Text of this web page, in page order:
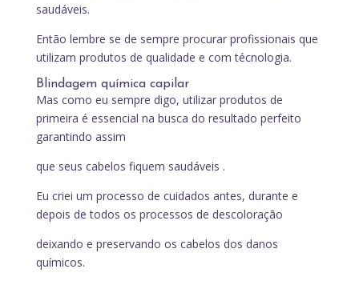
saudáveis.
Então lembre se de sempre procurar profissionais que
utilizam produtos de qualidade e com técnologia.
Blindagem química capilar
Mas como eu sempre digo, utilizar produtos de
primeira é essencial na busca do resultado perfeito
garantindo assim
que seus cabelos fiquem saudáveis .
Eu criei um processo de cuidados antes, durante e
depois de todos os processos de descoloração
deixando e preservando os cabelos dos danos
químicos.